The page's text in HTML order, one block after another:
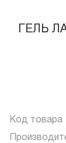
ГЕЛЬ
Код товара